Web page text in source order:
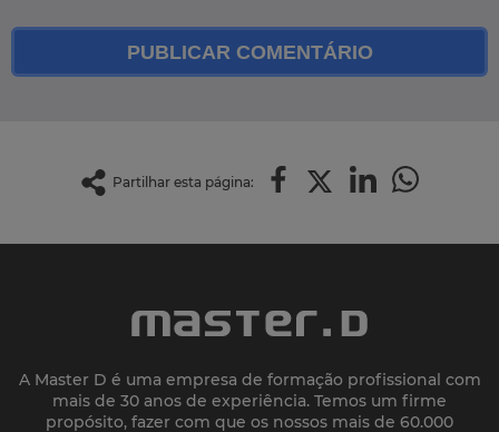
PUBLICAR COMENTÁRIO
Partilhar esta página:
A Master D é uma empresa de formação profissional com
mais de 30 anos de experiência. Temos um firme
propósito, fazer com que os nossos mais de 60.000